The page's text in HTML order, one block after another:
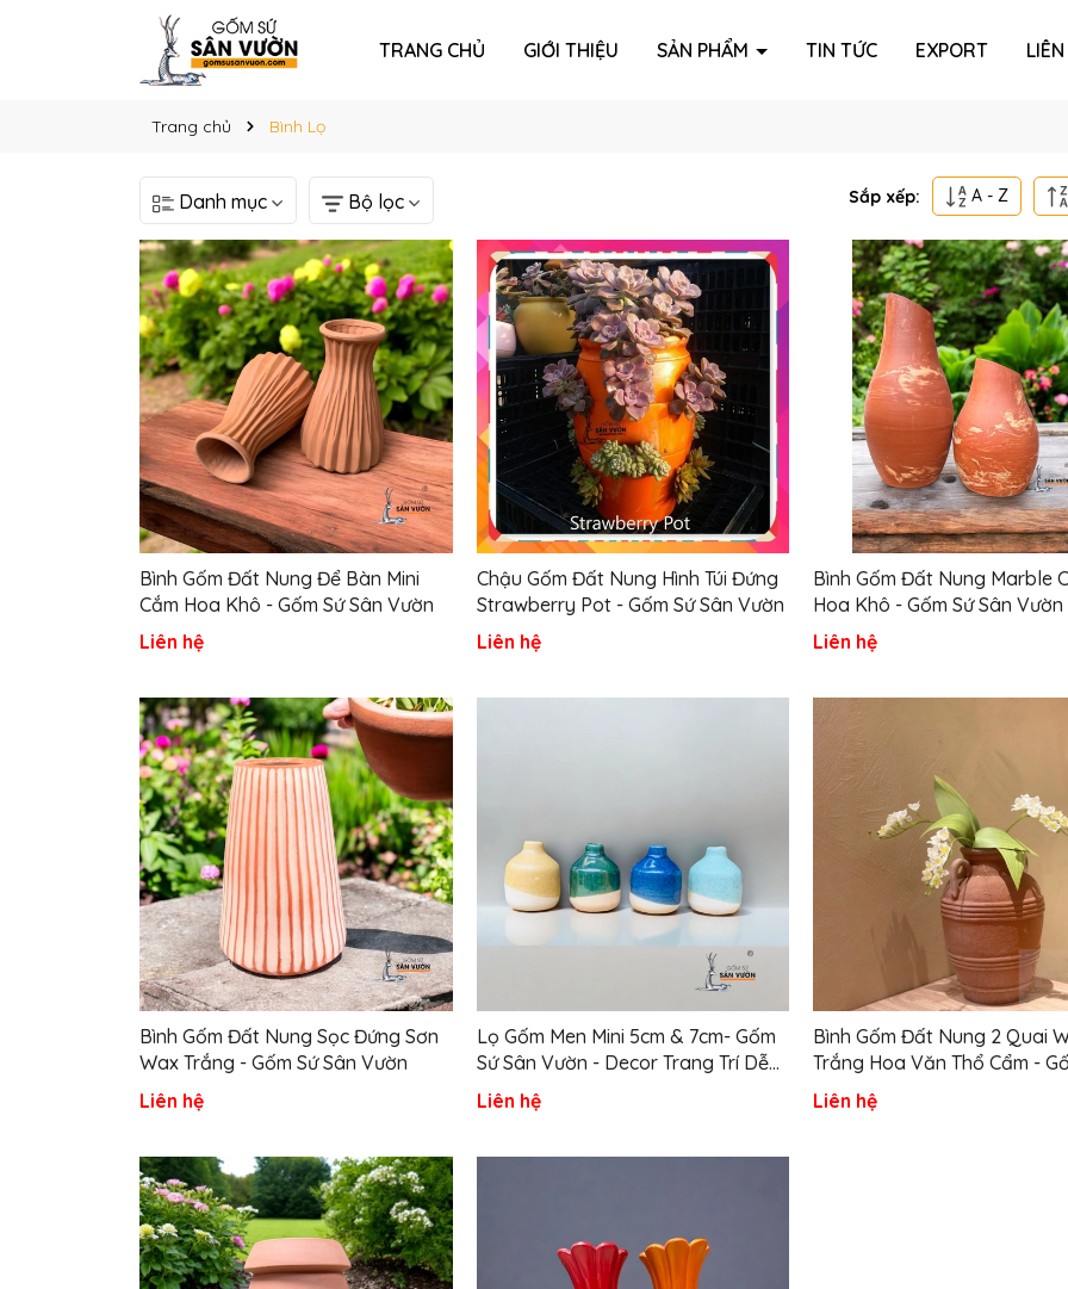
TRANG CHỦ GIỚI THIỆU SẢN PHẨM TIN TỨC EXPORT
Trang chủ Bình Lọ
Danh mục Bộ lọc Sắp xếp: A - Z
Bình Gốm Đất Nung Để Bàn Mini
Cắm Hoa Khô - Gốm Sứ Sân Vườn
Liên hệ
Chậu Gốm Đất Nung Hình Túi Đứng
Strawberry Pot - Gốm Sứ Sân Vườn
Liên hệ
Bình Gốm Đất Nung Marble
Hoa Khô - Gốm Sứ Sân Vườn
Liên hệ
Bình Gốm Đất Nung Sọc Đứng Sơn
Wax Trắng - Gốm Sứ Sân Vườn
Liên hệ
Lọ Gốm Men Mini 5cm & 7cm- Gốm
Sứ Sân Vườn - Decor Trang Trí Dễ
Thương
Liên hệ
Bình Gốm Đất Nung 2 Quai
Trắng Hoa Văn Thổ Cẩm -
Sân Vườn
Liên hệ